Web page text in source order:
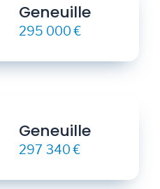
Geneuille
295 000 €
Geneuille
297 340 €